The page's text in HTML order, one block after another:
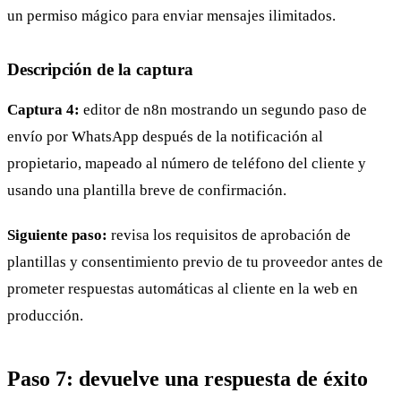
un permiso mágico para enviar mensajes ilimitados.
Descripción de la captura
Captura 4: editor de n8n mostrando un segundo paso de
envío por WhatsApp después de la notificación al
propietario, mapeado al número de teléfono del cliente y
usando una plantilla breve de confirmación.
Siguiente paso: revisa los requisitos de aprobación de
plantillas y consentimiento previo de tu proveedor antes de
prometer respuestas automáticas al cliente en la web en
producción.
Paso 7: devuelve una respuesta de éxito